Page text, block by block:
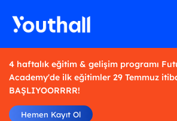
4 haftalık eğitim & gelişim programı
Academy'de ilk eğitimler 29 Temmuz
BAŞLIYOORRRR!
Hemen Kayıt Ol